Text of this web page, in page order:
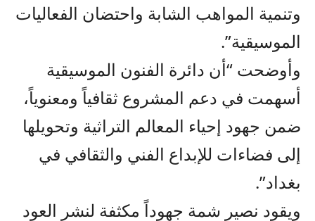
وتنمية المواهب الشابة واحتضان الفعاليات
الموسيقية”.
وأوضحت “أن دائرة الفنون الموسيقية
أسهمت في دعم المشروع ثقافياً ومعنوياً،
ضمن جهود إحياء المعالم التراثية وتحويلها
إلى فضاءات للإبداع الفني والثقافي في
بغداد”.
ويقود نصير شمة جهوداً مكثفة لنشر العود